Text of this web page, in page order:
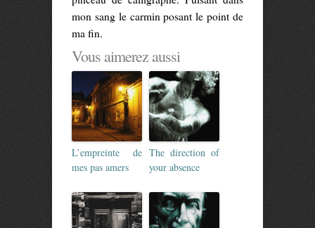
mon sang le carmin posant le point de
ma fin.
Vous aimerez aussi
L’empreinte de
mes pas amers
The direction of
your absence